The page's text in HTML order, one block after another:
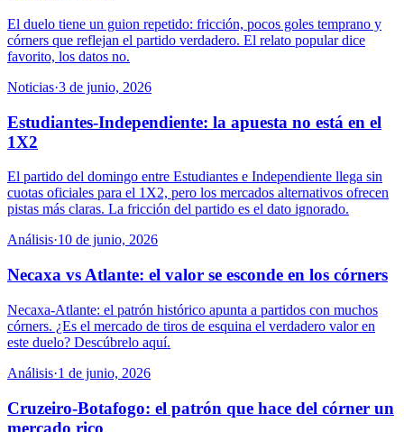
El duelo tiene un guion repetido: fricción, pocos goles temprano y
córners que reflejan el partido verdadero. El relato popular dice
favorito, los datos no.
Noticias·3 de junio, 2026
Estudiantes-Independiente: la apuesta no está en el
1X2
El partido del domingo entre Estudiantes e Independiente llega sin
cuotas oficiales para el 1X2, pero los mercados alternativos ofrecen
pistas más claras. La fricción del partido es el dato ignorado.
Análisis·10 de junio, 2026
Necaxa vs Atlante: el valor se esconde en los córners
Necaxa-Atlante: el patrón histórico apunta a partidos con muchos
córners. ¿Es el mercado de tiros de esquina el verdadero valor en
este duelo? Descúbrelo aquí.
Análisis·1 de junio, 2026
Cruzeiro-Botafogo: el patrón que hace del córner un
mercado rico